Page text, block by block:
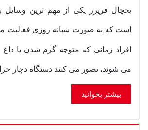
یخچال فریزر یکی از مهم ترین وسایل
است که به صورت شبانه روزی فعالیت
افراد زمانی که متوجه گرم شدن یا
می شوند، تصور می کنند دستگاه دچار
بیشتر بخوانید